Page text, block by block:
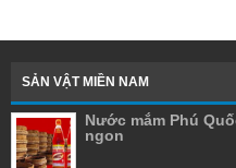
SẢN VẬT MIỀN NAM
Nước mắm Phú
ngon